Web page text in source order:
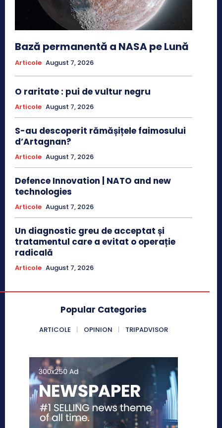
Bază permanentă a NASA pe Lună
Articole August 7, 2026
O raritate : pui de vultur negru
Articole August 7, 2026
S-au descoperit rămășițele faimosului
d’Artagnan?
Articole August 7, 2026
Defence Innovation | NATO and new
technologies
Articole August 7, 2026
Un diagnostic greu de acceptat și
tratamentul care a evitat o operație
radicală
Articole August 7, 2026
Popular Categories
ARTICOLE OPINION TRIPADVISOR